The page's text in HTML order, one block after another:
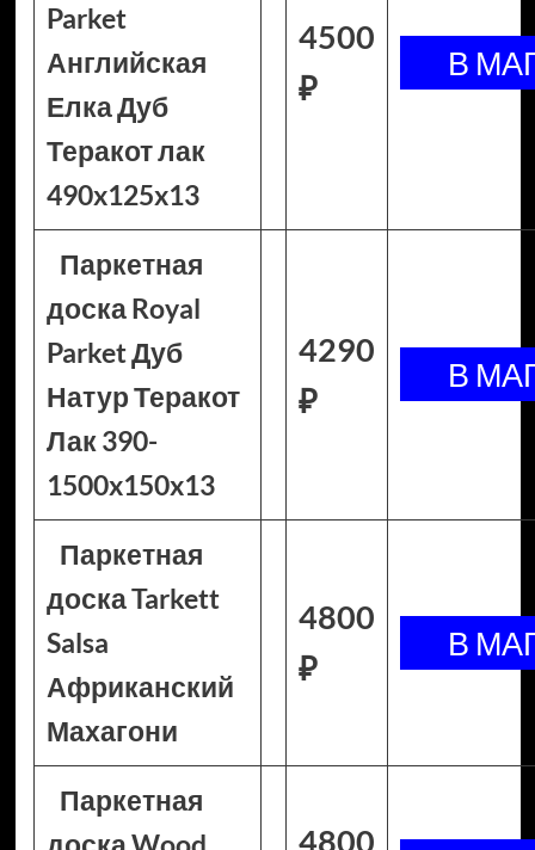
Parket
Английская
Елка Дуб
Теракот лак
490x125x13
4500
₽
Паркетная
доска Royal
Parket Дуб
Натур Теракот
Лак 390-
1500x150x13
4290
₽
Паркетная
доска Tarkett
Salsa
Африканский
Махагони
4800
₽
Паркетная
4800